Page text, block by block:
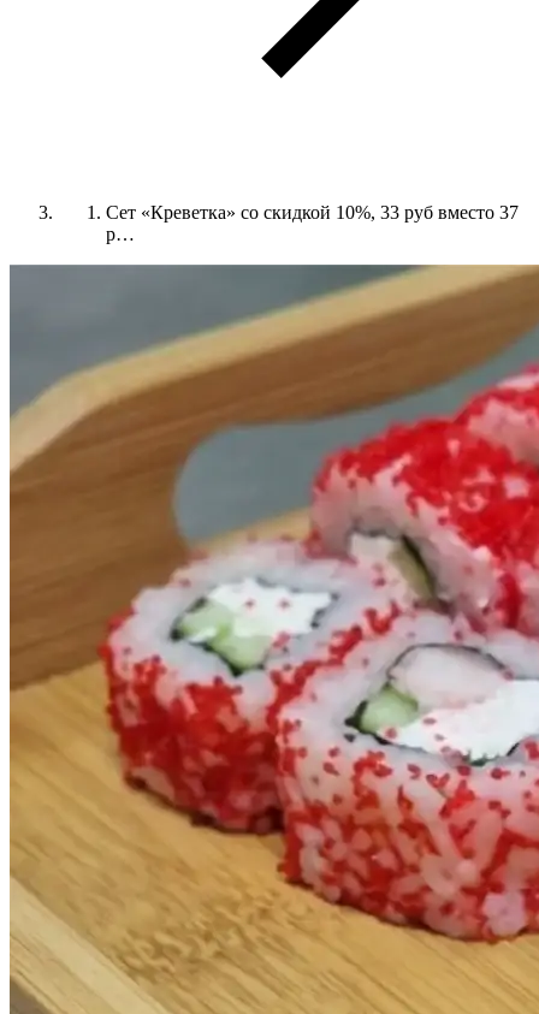
Сет «Креветка» со скидкой 10%, 33 руб вместо 37
р…